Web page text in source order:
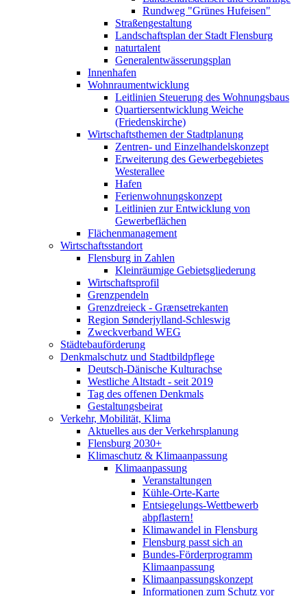
Rundweg "Grünes Hufeisen"
Straßengestaltung
Landschaftsplan der Stadt Flensburg
naturtalent
Generalentwässerungsplan
Innenhafen
Wohnraumentwicklung
Leitlinien Steuerung des Wohnungsbaus
Quartiersentwicklung Weiche
(Friedenskirche)
Wirtschaftsthemen der Stadtplanung
Zentren- und Einzelhandelskonzept
Erweiterung des Gewerbegebietes
Westerallee
Hafen
Ferienwohnungskonzept
Leitlinien zur Entwicklung von
Gewerbeflächen
Flächenmanagement
Wirtschaftsstandort
Flensburg in Zahlen
Kleinräumige Gebietsgliederung
Wirtschaftsprofil
Grenzpendeln
Grenzdreieck - Grænsetrekanten
Region Sønderjylland-Schleswig
Zweckverband WEG
Städtebauförderung
Denkmalschutz und Stadtbildpflege
Deutsch-Dänische Kulturachse
Westliche Altstadt - seit 2019
Tag des offenen Denkmals
Gestaltungsbeirat
Verkehr, Mobilität, Klima
Aktuelles aus der Verkehrsplanung
Flensburg 2030+
Klimaschutz & Klimaanpassung
Klimaanpassung
Veranstaltungen
Kühle-Orte-Karte
Entsiegelungs-Wettbewerb
abpflastern!
Klimawandel in Flensburg
Flensburg passt sich an
Bundes-Förderprogramm
Klimaanpassung
Klimaanpassungskonzept
Informationen zum Schutz vor